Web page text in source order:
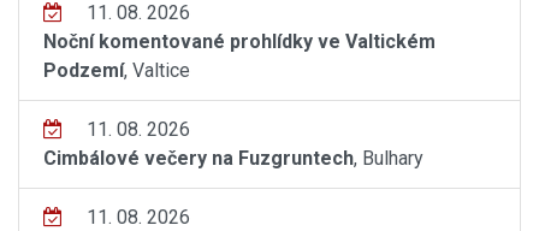
11. 08. 2026
Noční komentované prohlídky ve Valtickém
Podzemí, Valtice
11. 08. 2026
Cimbálové večery na Fuzgruntech, Bulhary
11. 08. 2026